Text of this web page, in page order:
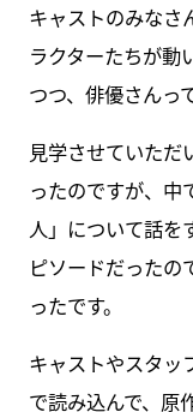
キャストのみなさ
ラクターたちが動
つつ、俳優さんっ
見学させていただ
ったのですが、中
人」について話を
ピソードだったの
ったです。
キャストやスタッ
で読み込んで、原